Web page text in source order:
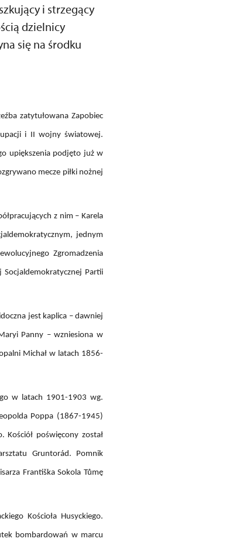
i strzegący
dzielnicy
się na środku
zatytułowana Zapobiec
i II wojny światowej.
upiększenia podjęto już w
mecze piłki nożnej
z nim – Karela
jednym
Zgromadzenia
Socjaldemokratycznej Partii
jest kaplica – dawniej
Panny – wzniesiona w
Michał w latach 1856-
w latach 1901-1903 wg.
Poppa (1867-1945)
poświęcony został
Gruntorád. Pomnik
Františka Sokola Tůmę
Kościoła Husyckiego.
bombardowań w marcu